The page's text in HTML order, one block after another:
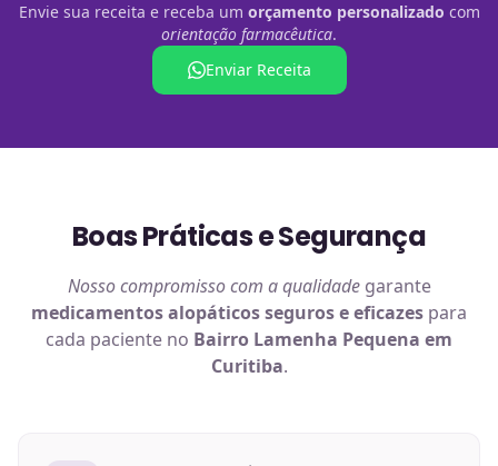
Envie sua receita e receba um orçamento personalizado com
orientação farmacêutica.
Enviar Receita
Boas Práticas e Segurança
Nosso compromisso com a qualidadegarante
medicamentos alopáticosseguros e eficazes para
cada paciente no Bairro Lamenha Pequena em
Curitiba.